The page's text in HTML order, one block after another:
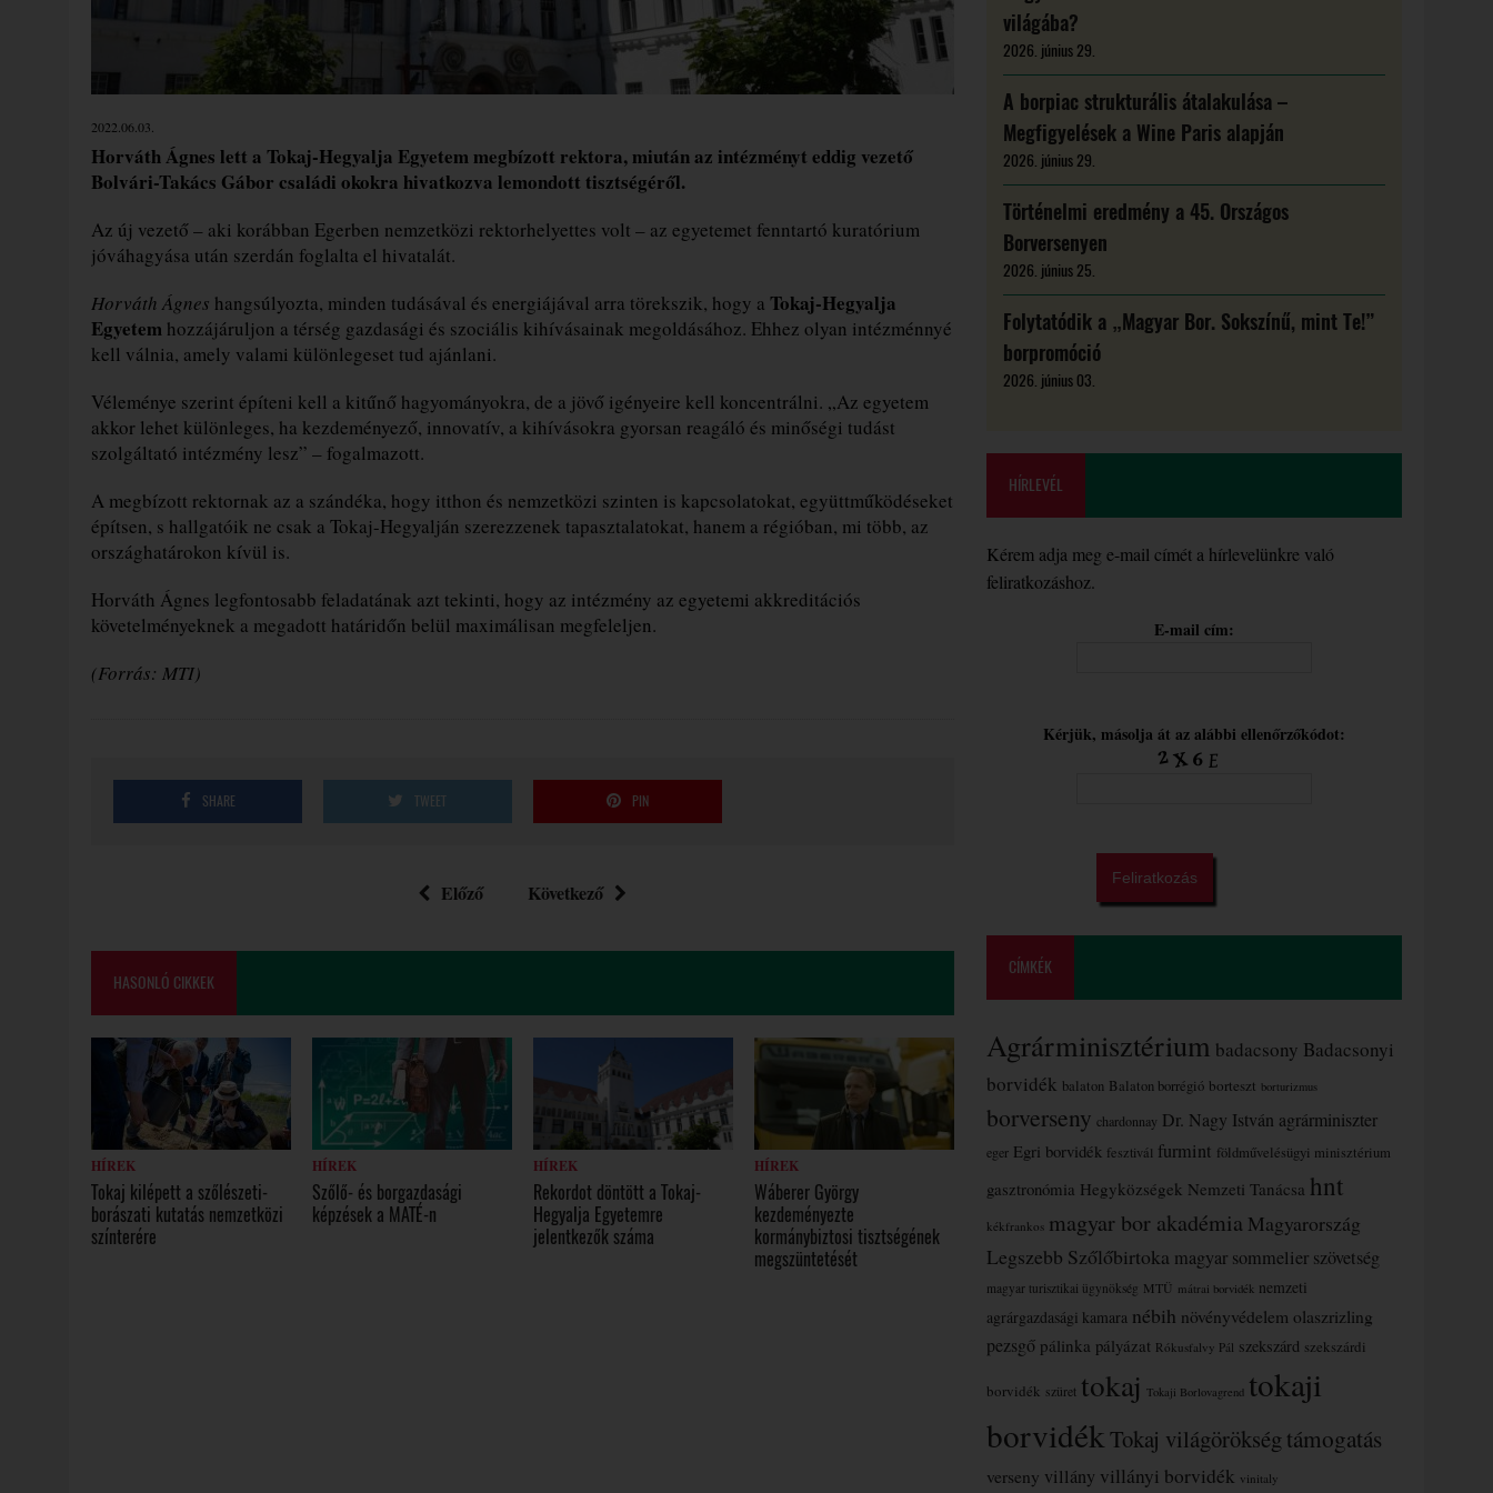
2022.06.03.
Horváth Ágnes lett a Tokaj-Hegyalja Egyetem megbízott rektora, miután az intézményt eddig vezető
Bolvári-Takács Gábor családi okokra hivatkozva lemondott tisztségéről.
Az új vezető – aki korábban Egerben nemzetközi rektorhelyettes volt – az egyetemet fenntartó kuratórium
jóváhagyása után szerdán foglalta el hivatalát.
Horváth Ágnes hangsúlyozta, minden tudásával és energiájával arra törekszik, hogy a Tokaj-Hegyalja
Egyetem hozzájáruljon a térség gazdasági és szociális kihívásainak megoldásához. Ehhez olyan intézménnyé
kell válnia, amely valami különlegeset tud ajánlani.
Véleménye szerint építeni kell a kitűnő hagyományokra, de a jövő igényeire kell koncentrálni. „Az egyetem
akkor lehet különleges, ha kezdeményező, innovatív, a kihívásokra gyorsan reagáló és minőségi tudást
szolgáltató intézmény lesz” – fogalmazott.
A megbízott rektornak az a szándéka, hogy itthon és nemzetközi szinten is kapcsolatokat, együttműködéseket
építsen, s hallgatóik ne csak a Tokaj-Hegyalján szerezzenek tapasztalatokat, hanem a régióban, mi több, az
országhatárokon kívül is.
Horváth Ágnes legfontosabb feladatának azt tekinti, hogy az intézmény az egyetemi akkreditációs
követelményeknek a megadott határidőn belül maximálisan megfeleljen.
(Forrás: MTI)
SHARE TWEET PIN
Előző Következő
HASONLÓ CIKKEK
HÍREK
Tokaj kilépett a szőlészeti-
borászati kutatás nemzetközi
színterére
HÍREK
Szőlő- és borgazdasági
képzések a MATÉ-n
HÍREK
Rekordot döntött a Tokaj-
Hegyalja Egyetemre
jelentkezők száma
HÍREK
Wáberer György
kezdeményezte
kormánybiztosi tisztségének
megszüntetését
világába?
2026. június 29.
A borpiac strukturális átalakulása –
Megfigyelések a Wine Paris alapján
2026. június 29.
Történelmi eredmény a 45. Országos
Borversenyen
2026. június 25.
Folytatódik a „Magyar Bor. Sokszínű, mint Te!”
borpromóció
2026. június 03.
HÍRLEVÉL
Kérem adja meg e-mail címét a hírlevelünkre való
feliratkozáshoz.
E-mail cím:
Kérjük, másolja át az alábbi ellenőrzőkódot:
CÍMKÉK
Agrárminisztérium badacsony Badacsonyi
borvidék balaton Balaton borrégió borteszt borturizmus
borverseny chardonnay Dr. Nagy István agrárminiszter
eger Egri borvidék fesztivál furmint földművelésügyi minisztérium
gasztronómia Hegyközségek Nemzeti Tanácsa hnt
kékfrankos magyar bor akadémia Magyarország
Legszebb Szőlőbirtoka magyar sommelier szövetség
magyar turisztikai ügynökség MTÜ mátrai borvidék nemzeti
agrárgazdasági kamara nébih növényvédelem olaszrizling
pezsgő pálinka pályázat Rókusfalvy Pál szekszárd szekszárdi
borvidék szüret tokaj Tokaji Borlovagrend tokaji
borvidékTokaj világörökségtámogatás
verseny villány villányi borvidék vinitaly